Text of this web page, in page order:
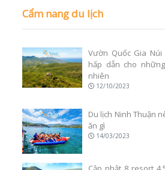
Cẩm nang du lịch
Vườn Quốc Gia
hấp dẫn cho
nhiên
12/10/2023
Du lịch Ninh Thuận
ăn gì
14/03/2023